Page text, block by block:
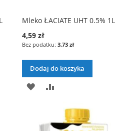
Mleko ŁACIATE UHT 0.5% 1L
4,59 zł
3,73 zł
Dodaj do koszyka
DODAJ
LISTY